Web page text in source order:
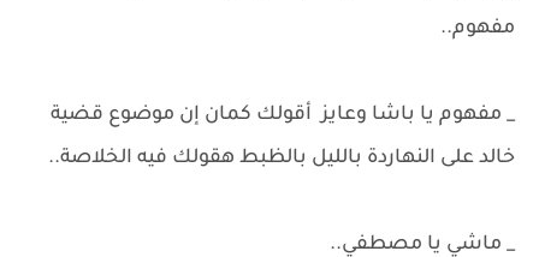
مفهوم..
_ مفهوم يا باشا وعايز أقولك كمان إن موضوع قضية
خالد على النهاردة بالليل بالظبط هقولك فيه الخلاصة..
_ ماشي يا مصطفي..